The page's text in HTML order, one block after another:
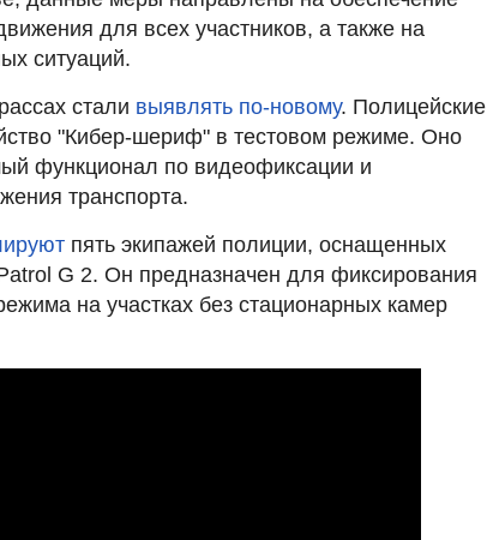
для всех участников, а также на
ситуаций.
стали выявлять по-новому. Полицейские
"Кибер-шериф" в тестовом режиме. Оно
функционал по видеофиксации и
транспорта.
пять экипажей полиции, оснащенных
G 2. Он предназначен для фиксирования
на участках без стационарных камер